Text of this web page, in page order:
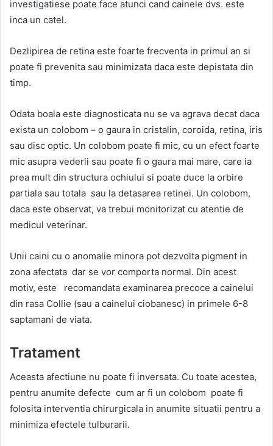
investigatiese poate face atunci cand cainele dvs. este
inca un catel.
Dezlipirea de retina este foarte frecventa in primul an si
poate fi prevenita sau minimizata daca este depistata din
timp.
Odata boala este diagnosticata nu se va agrava decat daca
exista un colobom – o gaura in cristalin, coroida, retina, iris
sau disc optic. Un colobom poate fi mic, cu un efect foarte
mic asupra vederii sau poate fi o gaura mai mare, care ia
prea mult din structura ochiului si poate duce la orbire
partiala sau totala sau la detasarea retinei. Un colobom,
daca este observat, va trebui monitorizat cu atentie de
medicul veterinar.
Unii caini cu o anomalie minora pot dezvolta pigment in
zona afectata dar se vor comporta normal. Din acest
motiv, este recomandata examinarea precoce a cainelui
din rasa Collie (sau a cainelui ciobanesc) in primele 6-8
saptamani de viata.
Tratament
Aceasta afectiune nu poate fi inversata. Cu toate acestea,
pentru anumite defecte cum ar fi un colobom poate fi
folosita interventia chirurgicala in anumite situatii pentru a
minimiza efectele tulburarii.